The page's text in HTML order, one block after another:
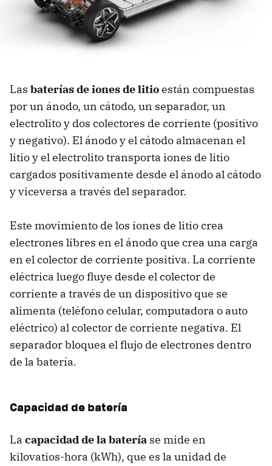
Las baterías de iones de litioestán compuestas
por un ánodo, un cátodo, un separador, un
electrolito y dos colectores de corriente (positivo
y negativo). El ánodo y el cátodo almacenan el
litio y el electrolito transporta iones de litio
cargados positivamente desde el ánodo al cátodo
y viceversa a través del separador.
Este movimiento de los iones de litio crea
electrones libres en el ánodo que crea una carga
en el colector de corriente positiva. La corriente
eléctrica luego fluye desde el colector de
corriente a través de un dispositivo que se
alimenta (teléfono celular, computadora o auto
eléctrico) al colector de corriente negativa. El
separador bloquea el flujo de electrones dentro
de la batería.
Capacidad de batería
La capacidad de la batería se mide en
kilovatios-hora (kWh), que es la unidad de